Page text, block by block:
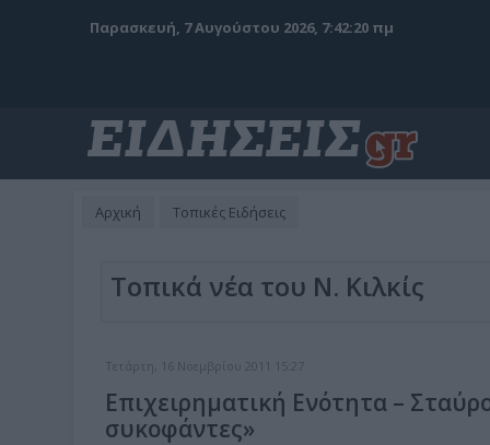
Παρασκευή, 7 Αυγούστου 2026, 7:42:21 πμ
Αρχική Τοπικές Ειδήσεις
Τοπικά νέα του Ν. Κιλκίς
Τετάρτη, 16 Νοεμβρίου 2011 15:27
Επιχειρηματική Ενότητα –
συκοφάντες»